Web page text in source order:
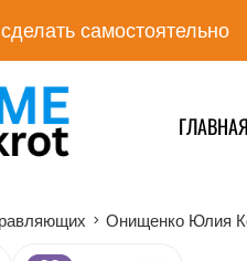
самостоятельно
ГЛАВНАЯ
> Онищенко Юлия